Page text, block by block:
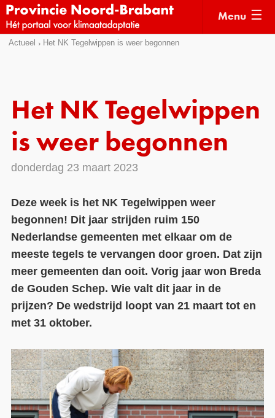
Sla
naar
menu
naar
pagina
inhoud
Menu
Actueel Het NK Tegelwippen is weer begonnen
Het NK Tegelwippen
is weer begonnen
donderdag 23 maart 2023
Deze week is het NK Tegelwippen weer
begonnen! Dit jaar strijden ruim 150
Nederlandse gemeenten met elkaar om de
meeste tegels te vervangen door groen. Dat zijn
meer gemeenten dan ooit. Vorig jaar won Breda
de Gouden Schep. Wie valt dit jaar in de
prijzen? De wedstrijd loopt van 21 maart tot en
met 31 oktober.
Actueel
Klimaatverhalen
Kennisdossiers
Hulpmiddelen
Voorbeelden
Subsidies
Monitoring
LIFE-IP Klimaatadaptatie
Weerbaar Dommelland